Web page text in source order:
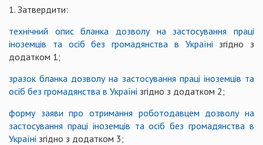
1. Затвердити:
технічний опис бланка дозволу на застосування праці
іноземців та осіб без громадянства в Україні згідно з
додатком 1;
зразок бланка дозволу на застосування праці іноземців та
осіб без громадянства в Україні згідно з додатком 2;
форму заяви про отримання роботодавцем дозволу на
застосування праці іноземців та осіб без громадянства в
Україні згідно з додатком 3;